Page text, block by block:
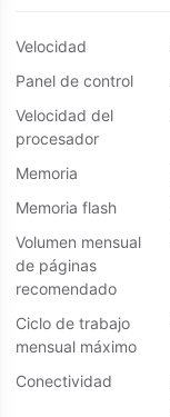
Velocidad
Panel de control
Velocidad del
procesador
Memoria
Memoria flash
Volumen mensual
de páginas
recomendado
Ciclo de trabajo
mensual máximo
Conectividad